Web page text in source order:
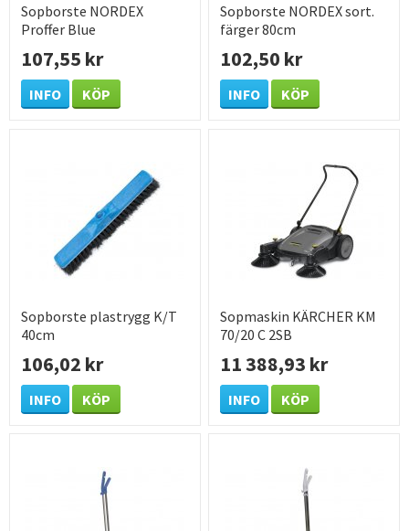
Sopborste NORDEX
Proffer Blue
107,55 kr
INFO KÖP
Sopborste NORDEX sort.
färger 80cm
102,50 kr
INFO KÖP
Sopborste plastrygg K/T
40cm
106,02 kr
INFO KÖP
Sopmaskin KÄRCHER KM
70/20 C 2SB
11 388,93 kr
INFO KÖP